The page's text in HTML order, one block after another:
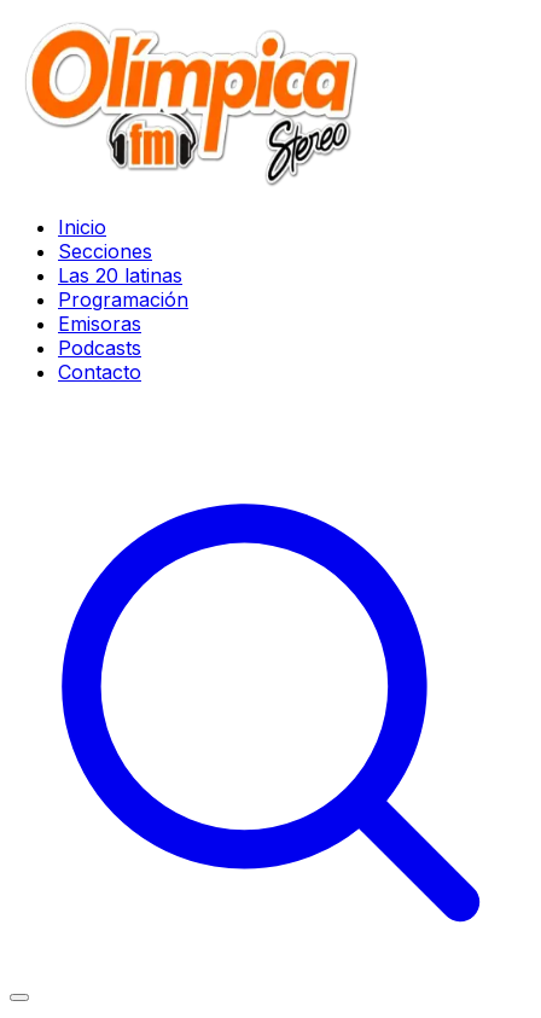
Inicio
Secciones
Las 20 latinas
Programación
Emisoras
Podcasts
Contacto